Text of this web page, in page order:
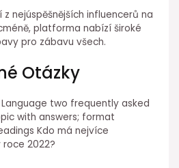
nejúspěšnějších influencerů na
platforma nabízí široké
pro zábavu všech.
Otázky
two frequently asked
with answers; format
Kdo má nejvíce
roce 2022?